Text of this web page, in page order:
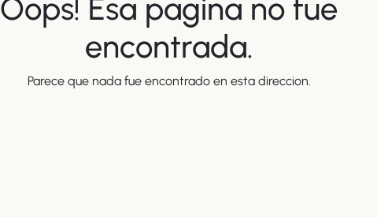
Oops! Esa pagina no fue
encontrada.
Parece que nada fue encontrado en esta direccion.